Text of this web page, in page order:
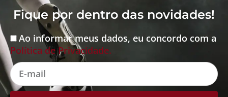
Fique por dentro das novidades!
Ao informar meus dados, eu concordo com a
Política de Privacidade.
mail